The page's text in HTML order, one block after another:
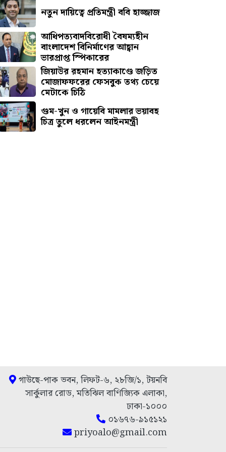
নতুন দায়িত্বে প্রতিমন্ত্রী ববি হাজ্জাজ
আধিপত্যবাদবিরোধী বৈষম্যহীন
বাংলাদেশ বিনির্মাণের আহ্বান
ভারপ্রাপ্ত স্পিকারের
জিয়াউর রহমান হত্যাকাণ্ডে জড়িত
মোজাফফরের ফেসবুক তথ্য চেয়ে
মেটাকে চিঠি
গুম-খুন ও গায়েবি মামলার ভয়াবহ
চিত্র তুলে ধরলেন আইনমন্ত্রী
গাউছে-পাক ভবন, লিফট-৬, ২৮জি/১, টয়নবি
সার্কুলার রোড, মতিঝিল বাণিজ্যিক এলাকা,
ঢাকা-১০০০
০১৬৭৬-৯১৫১২১
priyoalo@gmail.com